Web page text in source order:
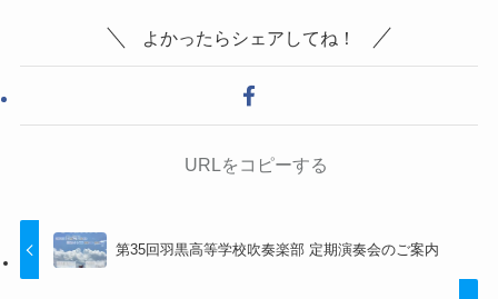
よかったらシェアしてね！
URLをコピーする
第35回羽黒高等学校吹奏楽部 定期演奏会のご案内